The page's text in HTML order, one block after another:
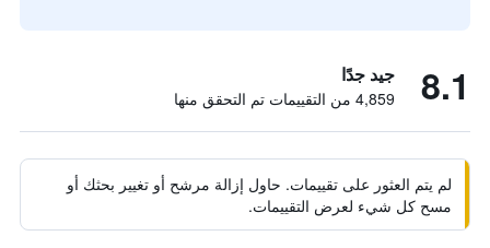
8.1 جيد جدًا
4,859 من التقييمات تم التحقق منها
لم يتم العثور على تقييمات. حاول إزالة مرشح أو تغيير بحثك أو
مسح كل شيء لعرض التقييمات.